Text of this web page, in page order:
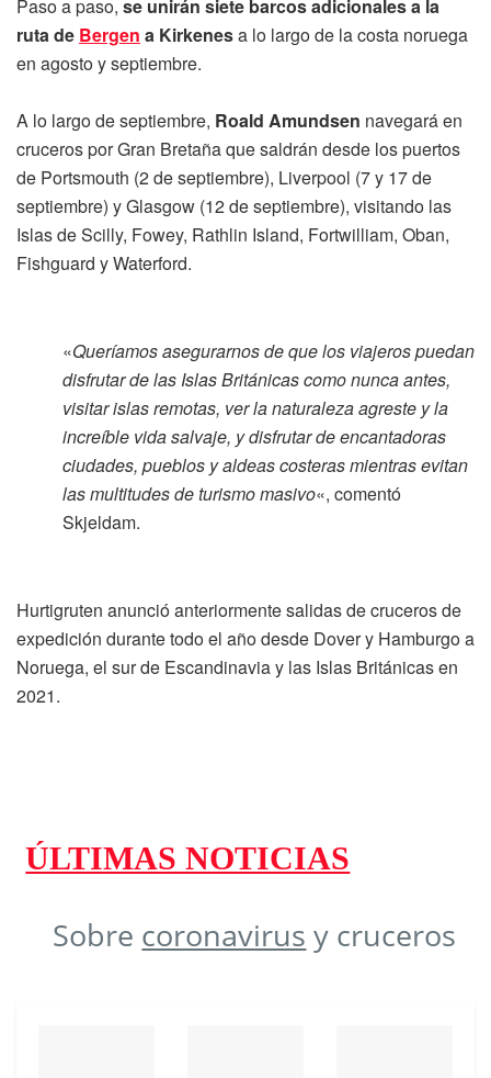
Paso a paso, se unirán siete barcos adicionales a la
ruta de Bergen a Kirkenesa lo largo de la costa noruega
en agosto y septiembre.
A lo largo de septiembre, Roald Amundsen navegará en
cruceros por Gran Bretaña que saldrán desde los puertos
de Portsmouth (2 de septiembre), Liverpool (7 y 17 de
septiembre) y Glasgow (12 de septiembre), visitando las
Islas de Scilly, Fowey, Rathlin Island, Fortwilliam, Oban,
Fishguard y Waterford.
«Queríamos asegurarnos de que los viajeros puedan
disfrutar de las Islas Británicas como nunca antes,
visitar islas remotas, ver la naturaleza agreste y la
increíble vida salvaje, y disfrutar de encantadoras
ciudades, pueblos y aldeas costeras mientras evitan
las multitudes de turismo masivo«, comentó
Skjeldam.
Hurtigruten anunció anteriormente salidas de cruceros de
expedición durante todo el año desde Dover y Hamburgo a
Noruega, el sur de Escandinavia y las Islas Británicas en
2021.
ÚLTIMAS NOTICIAS
Sobre coronavirus y cruceros